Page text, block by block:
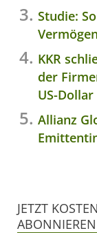
Studie:
KKR
der
US-Dollar
Allianz
JETZT
ABONNIEREN